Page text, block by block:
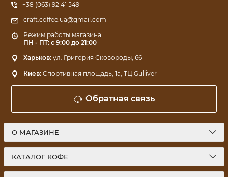
+38 (063) 92 41 549
craft.coffee.ua@gmail.com
Режим работы магазина:
ПН - ПТ: с 9:00 до 21:00
Харьков: ул. Григория Сковороды, 66
Киев: Спортивная площадь, 1a, ТЦ Gulliver
Обратная связь
О МАГАЗИНЕ
КАТАЛОГ КОФЕ